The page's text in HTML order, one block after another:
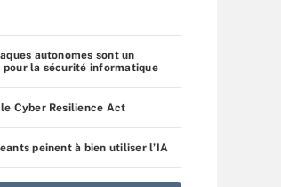
autonomes sont un
la sécurité informatique
Cyber Resilience Act
peinent à bien utiliser l’IA